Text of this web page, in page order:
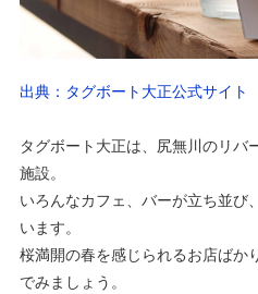
出典：タグボート大正公式サイト
タグボート大正は、尻無川のリバ
施設。
いろんなカフェ、バーが立ち並び
います。
桜満開の春を感じられるお店ばか
でみましょう。